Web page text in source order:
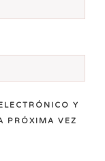
Y
PRÓXIMA VEZ